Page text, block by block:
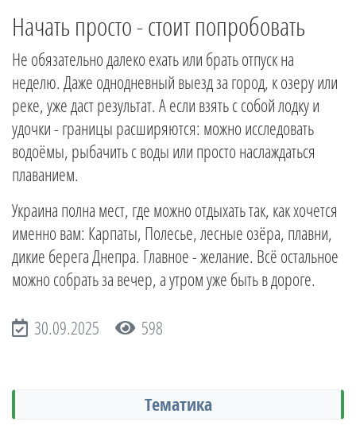
Начать просто - стоит попробовать
Не обязательно далеко ехать или брать отпуск на
неделю. Даже однодневный выезд за город, к озеру или
реке, уже даст результат. А если взять с собой лодку и
удочки - границы расширяются: можно исследовать
водоёмы, рыбачить с воды или просто наслаждаться
плаванием.
Украина полна мест, где можно отдыхать так, как хочется
именно вам: Карпаты, Полесье, лесные озёра, плавни,
дикие берега Днепра. Главное - желание. Всё остальное
можно собрать за вечер, а утром уже быть в дороге.
30.09.2025
598
Тематика